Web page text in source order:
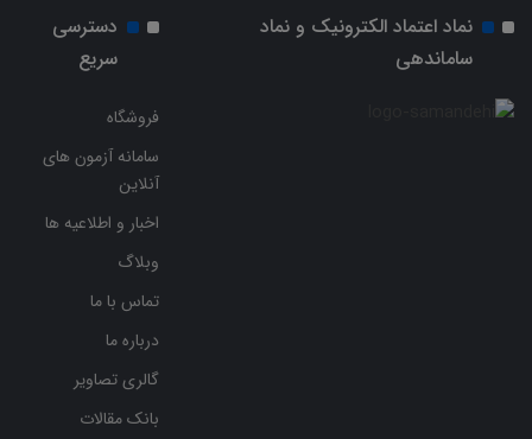
نماد اعتماد الکترونیک و نماد
ساماندهی
دسترسی
سریع
فروشگاه
سامانه آزمون های
آنلاین
اخبار و اطلاعیه ها
وبلاگ
تماس با ما
درباره ما
گالری تصاویر
بانک مقالات